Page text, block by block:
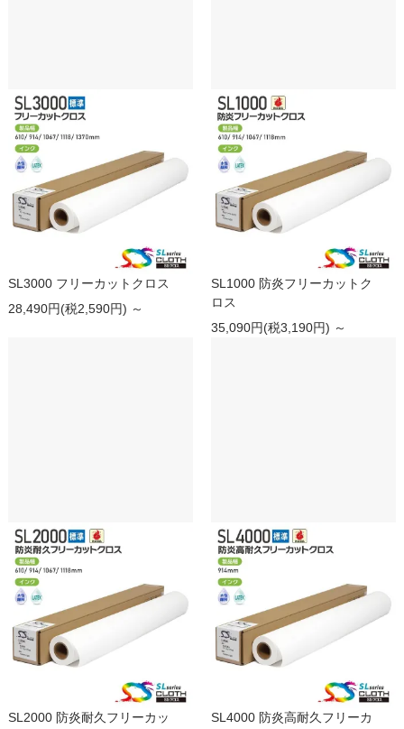
SL3000 フリーカットクロス
28,490円(税2,590円) ～
SL1000 防炎フリーカットク
ロス
35,090円(税3,190円) ～
SL2000 防炎耐久フリーカッ
SL4000 防炎高耐久フリーカ